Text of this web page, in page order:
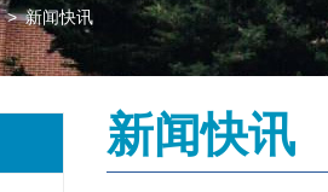
>新闻快讯
新闻快讯